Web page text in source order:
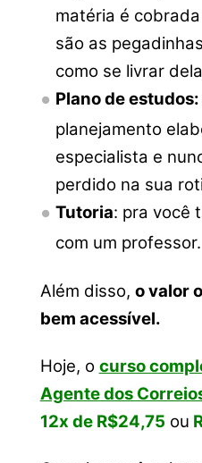
matéria é
são as
como se livrar
Plano de estudos:
planejamento
especialista e
perdido na sua
Tutoria: pra você
com um professor.
Além disso, o valor
bem acessível.
Hoje, o curso
Agente dos
12x de R$24,75 ou